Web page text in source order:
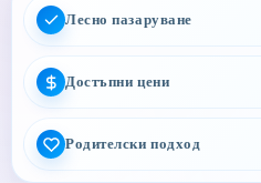
Лесно пазаруване
Достъпни цени
Родителски подход